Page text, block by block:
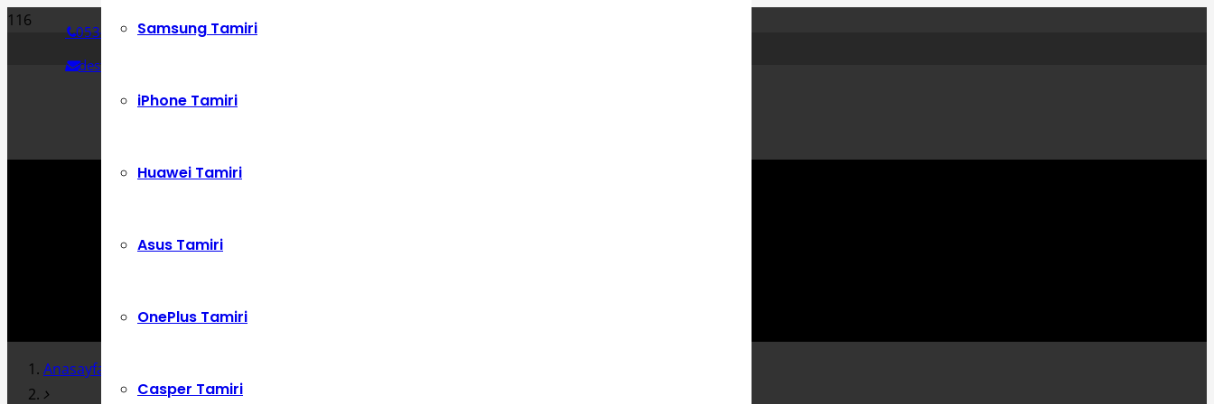
0534 392 72 86
destek@cepustam.com
Samsung Tamiri
iPhone Tamiri
Huawei Tamiri
Asus Tamiri
OnePlus Tamiri
Casper Tamiri
Anasayfa